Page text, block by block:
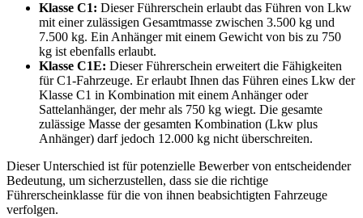
Klasse C1: Dieser Führerschein erlaubt das Führen von Lkw
mit einer zulässigen Gesamtmasse zwischen 3.500 kg und
7.500 kg. Ein Anhänger mit einem Gewicht von bis zu 750
kg ist ebenfalls erlaubt.
Klasse C1E: Dieser Führerschein erweitert die Fähigkeiten
für C1-Fahrzeuge. Er erlaubt Ihnen das Führen eines Lkw der
Klasse C1 in Kombination mit einem Anhänger oder
Sattelanhänger, der mehr als 750 kg wiegt. Die gesamte
zulässige Masse der gesamten Kombination (Lkw plus
Anhänger) darf jedoch 12.000 kg nicht überschreiten.
Dieser Unterschied ist für potenzielle Bewerber von entscheidender
Bedeutung, um sicherzustellen, dass sie die richtige
Führerscheinklasse für die von ihnen beabsichtigten Fahrzeuge
verfolgen.